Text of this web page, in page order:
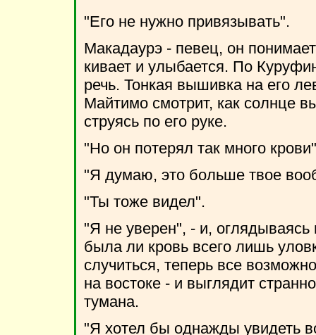
"Его не нужно привязывать".
Макадаурэ - певец, он
кивает и улыбается. По
речь. Тонкая вышивка на его
Майтимо смотрит, как солнце
струясь по его руке.
"Но он потерял так много
"Я думаю, это больше твое
"Ты тоже видел".
"Я не уверен", - и, оглядываясь
была ли кровь всего лишь
случиться, теперь все
на востоке - и выглядит
тумана.
"Я хотел бы однажды увидеть